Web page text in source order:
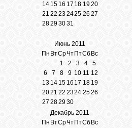
14 15 161718 1920
2122232425 2627
2829 3031
Июнь 2011
Пн ВтСрЧт ПтСб Вс
1
2 3 4
5
6
7 8 9 10 11 12
13 1415 1617 1819
2021 22 2324 2526
272829 30
Декабрь 2011
Пн ВтСрЧт ПтСб Вс